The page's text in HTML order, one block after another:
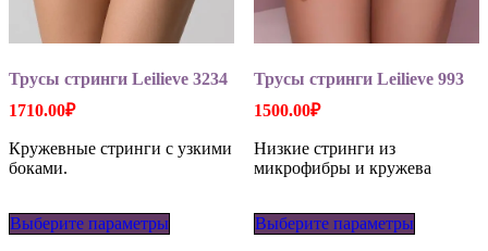
Трусы стринги Leilieve 3234
1710.00₽
Кружевные стринги с узкими
боками.
Выберите параметры
Трусы стринги Leilieve 993
1500.00₽
Низкие стринги из
микрофибры и кружева
Выберите параметры